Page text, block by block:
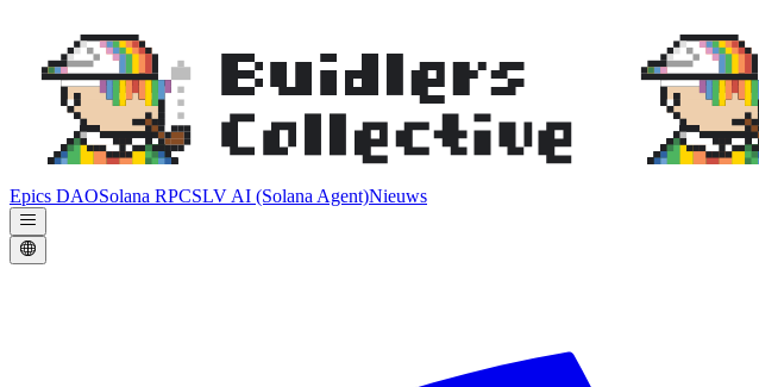
Epics DAOSolana RPCSLV AI (Solana Agent)Nieuws